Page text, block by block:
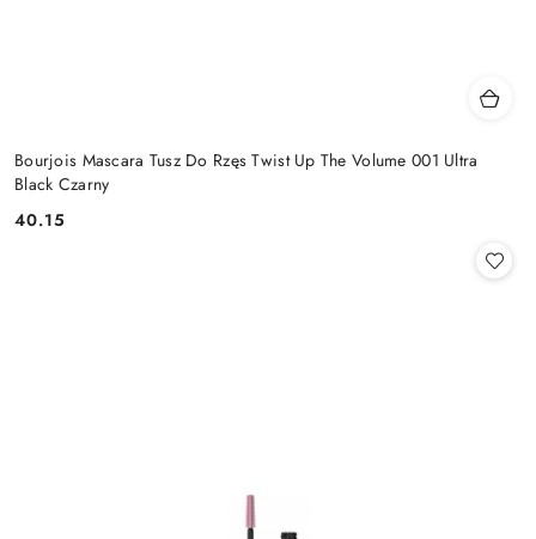
Bourjois Mascara Tusz Do Rzęs Twist Up The Volume 001 Ultra
Black Czarny
Cena:
40.15